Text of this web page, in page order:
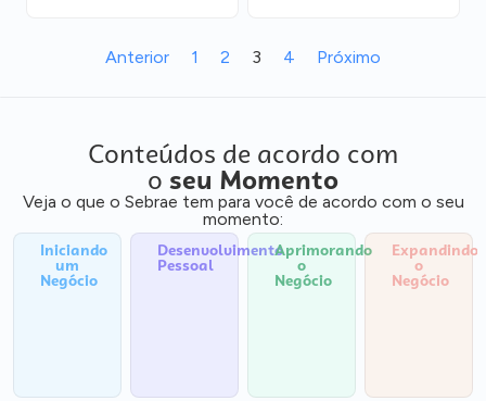
Anterior 1 2 3 4 Próximo
Conteúdos de acordo com
o seu Momento
Veja o que o Sebrae tem para você de acordo com o seu
momento:
Iniciando
um
Negócio
Desenvolvimento
Pessoal
Aprimorando
o
Negócio
Expandindo
o
Negócio